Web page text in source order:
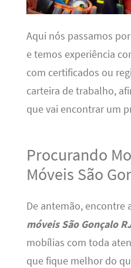
Aqui nós passamos
e temos experiência
com certificados ou
carteira de trabalho,
que vai encontrar um
Procurando
Móveis São
De antemão, encontre
móveis São Gonçalo
mobílias com toda
que fique melhor do